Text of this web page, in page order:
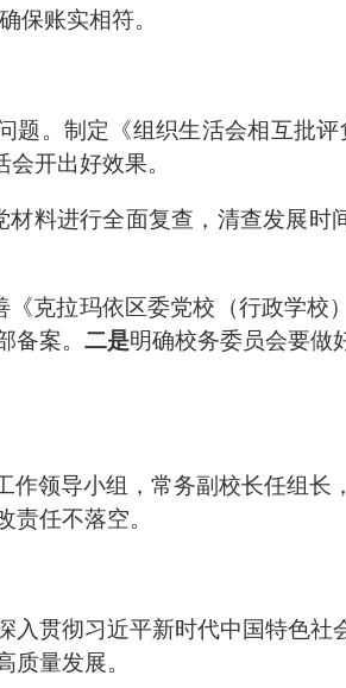
保账实相符。
题。制定《组织生活会相互批
开出好效果。
料进行全面复查，清查发展时
《克拉玛依区委党校（行政学校
备案。 二是明确校务委员会要做
作领导小组，常务副校长任组长
任不落空。
入贯彻习近平新时代中国特色社
量发展。